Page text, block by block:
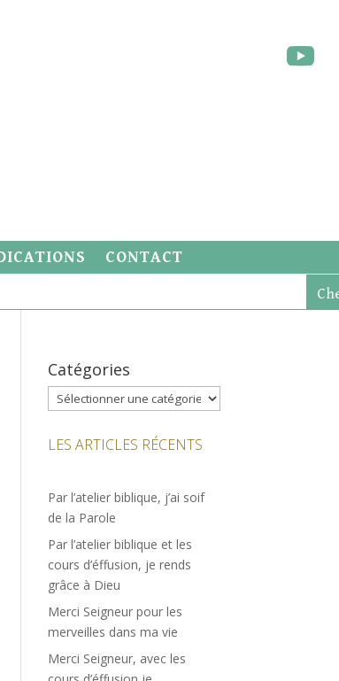
CONTACT
Catégories
Catégories
LES ARTICLES RÉCENTS
Par l’atelier biblique, j’ai soif
de la Parole
Par l’atelier biblique et les
cours d’éffusion, je rends
grâce à Dieu
Merci Seigneur pour les
merveilles dans ma vie
Merci Seigneur, avec les